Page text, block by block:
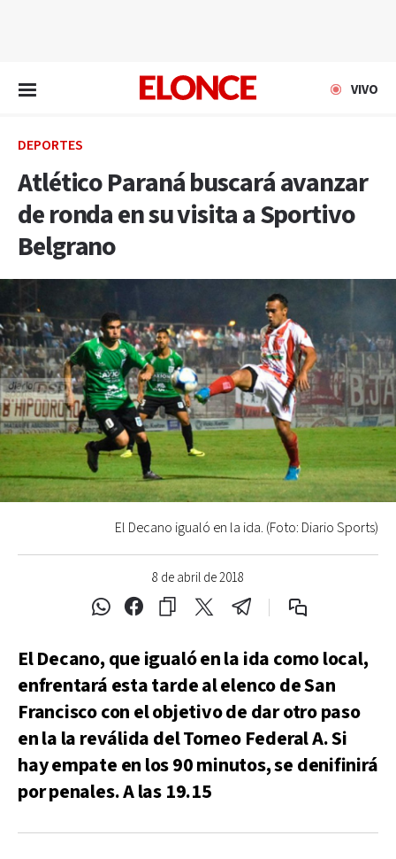
VIVO
DEPORTES
Atlético Paraná buscará avanzar
de ronda en su visita a Sportivo
Belgrano
8 de abril de 2018
El Decano igualó en la ida. (Foto: Diario Sports)
El Decano, que igualó en la ida como local,
enfrentará esta tarde al elenco de San
Francisco con el objetivo de dar otro paso
en la la reválida del Torneo Federal A. Si
hay empate en los 90 minutos, se denifinirá
por penales. A las 19.15